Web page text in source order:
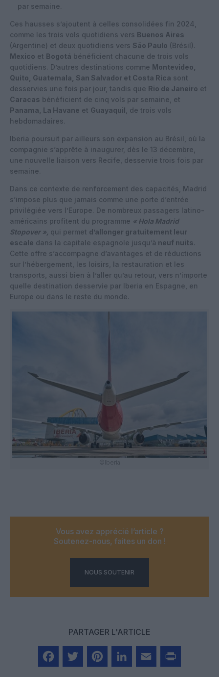
par semaine.
Ces hausses s’ajoutent à celles consolidées fin 2024,
comme les trois vols quotidiens vers Buenos Aires
(Argentine) et deux quotidiens vers São Paulo (Brésil).
Mexico et Bogotá bénéficient chacune de trois vols
quotidiens. D’autres destinations comme Montevideo,
Quito, Guatemala, San Salvador et Costa Rica sont
desservies une fois par jour, tandis que Rio de Janeiro et
Caracas bénéficient de cinq vols par semaine, et
Panama, La Havane et Guayaquil , de trois vols
hebdomadaires.
Iberia poursuit par ailleurs son expansion au Brésil, où la
compagnie s’apprête à inaugurer, dès le 13 décembre,
une nouvelle liaison vers Recife, desservie trois fois par
semaine.
Dans ce contexte de renforcement des capacités, Madrid
s’impose plus que jamais comme une porte d’entrée
privilégiée vers l’Europe. De nombreux passagers latino-
américains profitent du programme « Hola Madrid
Stopover », qui permet d’allonger gratuitement leur
escale dans la capitale espagnole jusqu’à neuf nuits.
Cette offre s’accompagne d’avantages et de réductions
sur l’hébergement, les loisirs, la restauration et les
transports, aussi bien à l’aller qu’au retour, vers n’importe
quelle destination desservie par Iberia en Espagne, en
Europe ou dans le reste du monde.
©Iberia
Vous avez apprécié l’article ?
Soutenez-nous, faites un don !
NOUS SOUTENIR
PARTAGER L'ARTICLE